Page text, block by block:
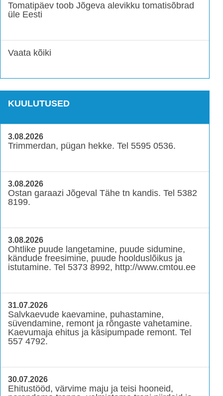
Tomatipäev toob Jõgeva alevikku tomatisõbrad
üle Eesti
Vaata kõiki
KUULUTUSED
3.08.2026
Trimmerdan, pügan hekke. Tel 5595 0536.
3.08.2026
Ostan garaazi Jõgeval Tähe tn kandis. Tel 5382
8199.
3.08.2026
Ohtlike puude langetamine, puude sidumine,
kändude freesimine, puude hoolduslõikus ja
istutamine. Tel 5373 8992, http://www.cmtou.ee
31.07.2026
Salvkaevude kaevamine, puhastamine,
süvendamine, remont ja rõngaste vahetamine.
Kaevumaja ehitus ja käsipumpade remont. Tel
557 4792.
30.07.2026
Ehitustööd, värvime maju ja teisi hooneid,